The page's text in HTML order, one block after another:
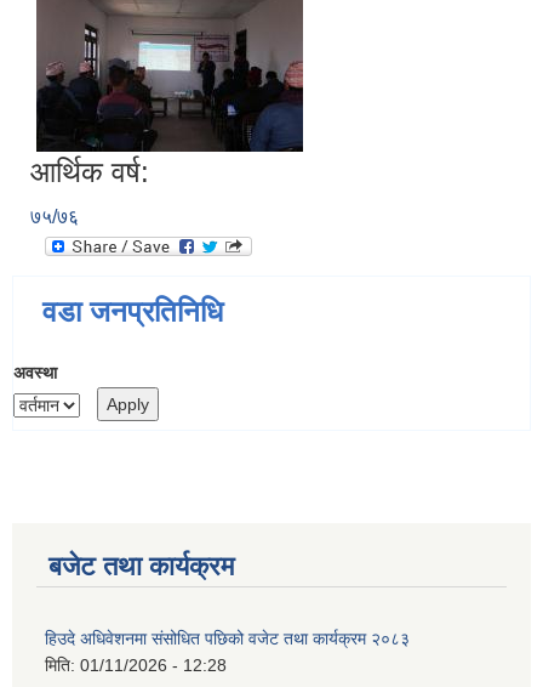
आर्थिक वर्ष:
७५/७६
वडा जनप्रतिनिधि
अवस्था
बजेट तथा कार्यक्रम
हिउदे अधिवेशनमा संसोधित पछिको वजेट तथा कार्यक्रम २०८३
मिति: 01/11/2026 - 12:28